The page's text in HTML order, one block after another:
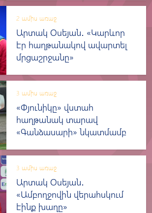
2 ամիս առաջ
Արտակ Օսեյան․ «Կարևոր
էր հաղթանակով ավարտել
մրցաշրջանը»
3 ամիս առաջ
«Փյունիկը» վստահ
հաղթանակ տարավ
«Գանձասարի» նկատմամբ
3 ամիս առաջ
Արտակ Օսեյան․
«Ամբողջովին վերահսկում
էինք խաղը»